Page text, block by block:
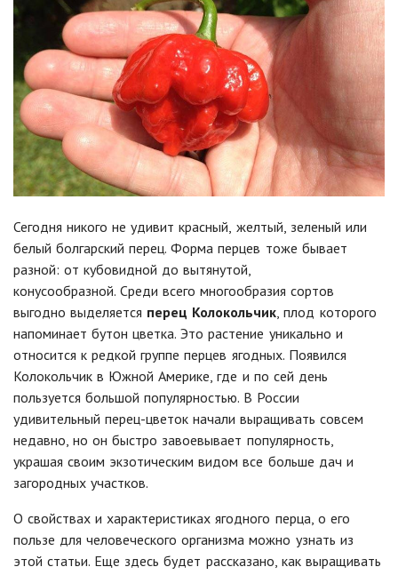
Сегодня никого не удивит красный, желтый, зеленый или
белый болгарский перец. Форма перцев тоже бывает
разной: от кубовидной до вытянутой,
конусообразной.Среди всего многообразия сортов
выгодно выделяется перец Колокольчик, плод которого
напоминает бутон цветка. Это растение уникально и
относится к редкой группе перцев ягодных. Появился
Колокольчик в Южной Америке, где и по сей день
пользуется большой популярностью. В России
удивительный перец-цветок начали выращивать совсем
недавно, но он быстро завоевывает популярность,
украшая своим экзотическим видом все больше дач и
загородных участков.
О свойствах и характеристиках ягодного перца, о его
пользе для человеческого организма можно узнать из
этой статьи. Еще здесь будет рассказано, как выращивать